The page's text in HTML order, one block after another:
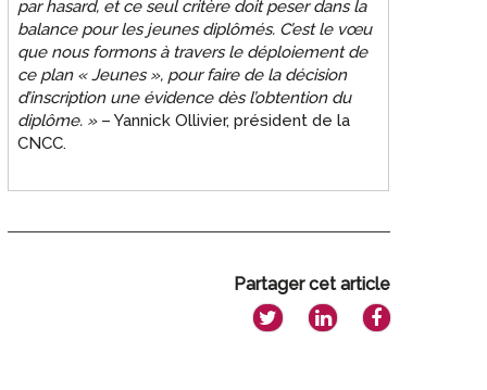
par hasard, et ce seul critère doit peser dans la
balance pour les jeunes diplômés. C’est le vœu
que nous formons à travers le déploiement de
ce plan « Jeunes », pour faire de la décision
d’inscription une évidence dès l’obtention du
diplôme. »– Yannick Ollivier, président de la
CNCC.
Partager cet article